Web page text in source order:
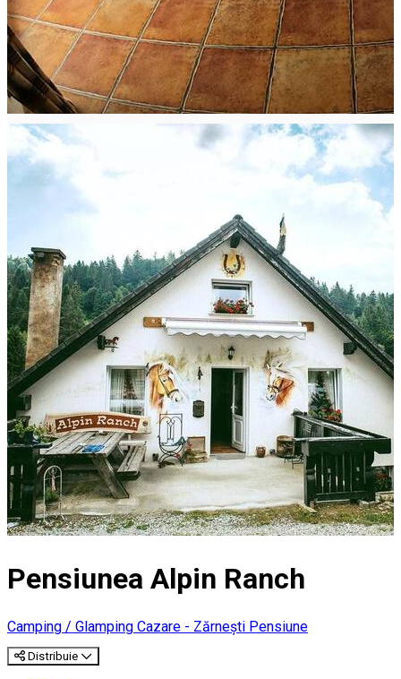
Pensiunea Alpin Ranch
Camping / Glamping Cazare - Zărnești Pensiune
Distribuie